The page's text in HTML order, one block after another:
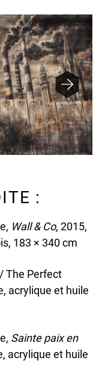
:
Wall & Co, 2015,
183 × 340 cm
The Perfect
acrylique et huile
Sainte paix en
acrylique et huile